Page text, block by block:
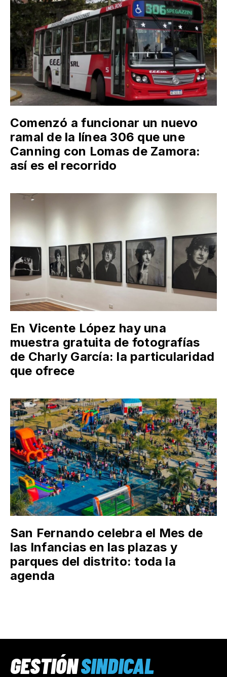
Comenzó a funcionar un nuevo
ramal de la línea 306 que une
Canning con Lomas de Zamora:
así es el recorrido
En Vicente López hay una
muestra gratuita de fotografías
de Charly García: la particularidad
que ofrece
San Fernando celebra el Mes de
las Infancias en las plazas y
parques del distrito: toda la
agenda
GESTIÓNSINDICAL